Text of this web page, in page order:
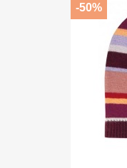
-50%